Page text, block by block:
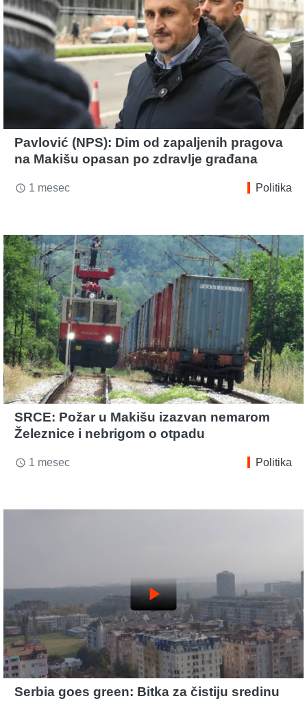
Pavlović (NPS): Dim od zapaljenih pragova
na Makišu opasan po zdravlje građana
access_time 1 mesec Politika
SRCE: Požar u Makišu izazvan nemarom
Železnice i nebrigom o otpadu
access_time 1 mesec Politika
play_arrow
Serbia goes green: Bitka za čistiju sredinu